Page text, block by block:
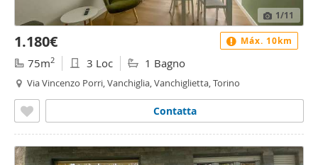
1/11
1.180€
75m2 3 Loc 1 Bagno
Via Vincenzo Porri, Vanchiglia, Vanchiglietta, Torino
Contatta
Máx. 10km